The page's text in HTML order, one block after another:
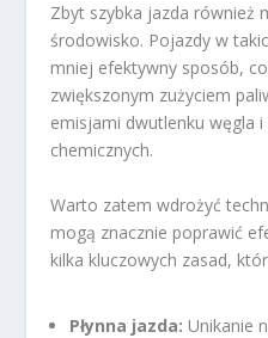
Zbyt szybka jazda również
środowisko. Pojazdy w
mniej efektywny sposób,
zwiększonym zużyciem
emisjami dwutlenku węgla
chemicznych.
Warto zatem wdrożyć
mogą znacznie poprawić
kilka kluczowych zasad,
Płynna jazda: Unikanie